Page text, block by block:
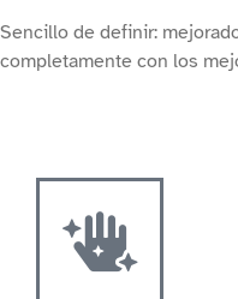
Sencillo de definir:
completamente con los